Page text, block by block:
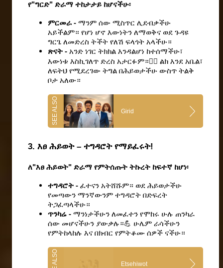
የ"ግርድ" ድራማ ተከታታይ ከሆናችሁ፡
ምርመራ - ማንም ሰው ሚስጥር ሊደብቃችሁ
አይችልም። የሆነ ሆኖ እውነትን ለማወቅና ወደ ጉዳዩ
ግርጌ ለመድረስ ትችት የለሽ ፍላጎት አላችሁ።
ጽናት - አንድ ነገር ትክክል እንዳልሆነ ከተሰማችሁ፣
እውነቱ እስኪገለጥ ድረስ አታርፉም።🕵🏽 ልክ እንደ አቤል፣
ለፍትህ የሚደረገው ትግል በሕይወታችሁ ውስጥ ትልቅ
ቦታ አለው።
Girid
3. እፀ ሕይወት – ተግዳሮት የማይፈሩት!
ለ"እፀ ሕይወት" ድራማ የምትሰጡት ትኩረት ከፍተኛ ከሆነ፡
ተግዳሮት - ፈተናን አትሸሹም። ወደ ሕይወታችሁ
የመጣውን ማንኛውንም ተግዳሮት በድፍረት
ትጋፈጣላችሁ።
ጥንካሬ - ማንነታችሁን ለመፈተን የሞከሩ ሁሉ ጠንካራ
ሰው መሆናችሁን ያውቃሉ።💪 ሁሌም ራሳችሁን
የምትከላከሉ እና በክብር የምትቆሙ ሰዎች ናችሁ።
Etsehiwot